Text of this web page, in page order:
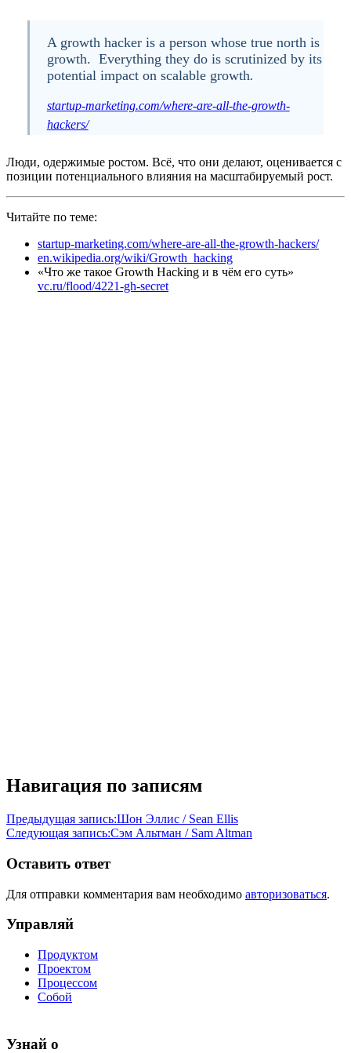
A growth hacker is a person whose true north is
growth. Everything they do is scrutinized by its
potential impact on scalable growth.
startup-marketing.com/where-are-all-the-growth-
hackers/
Люди, одержимые ростом. Всё, что они делают, оценивается с
позиции потенциального влияния на масштабируемый рост.
Читайте по теме:
startup-marketing.com/where-are-all-the-growth-hackers/
en.wikipedia.org/wiki/Growth_hacking
«Что же такое Growth Hacking и в чём его суть»
vc.ru/flood/4221-gh-secret
Навигация по записям
Предыдущая запись:Шон Эллис / Sean Ellis
Следующая запись:Сэм Альтман / Sam Altman
Оставить ответ
Для отправки комментария вам необходимо авторизоваться.
Управляй
Продуктом
Проектом
Процессом
Собой
Узнай о